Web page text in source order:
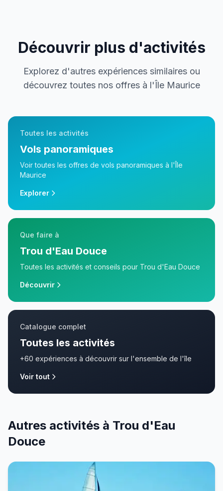
Découvrir plus d'activités
Explorez d'autres expériences similaires ou
découvrez toutes nos offres à l'Île Maurice
Toutes les activités
Vols panoramiques
Voir toutes les offres de vols panoramiques à l'Île
Maurice
Explorer
Que faire à
Trou d'Eau Douce
Toutes les activités et conseils pour Trou d'Eau Douce
Découvrir
Catalogue complet
Toutes les activités
+60 expériences à découvrir sur l'ensemble de l'île
Voir tout
Autres activités à Trou d'Eau
Douce